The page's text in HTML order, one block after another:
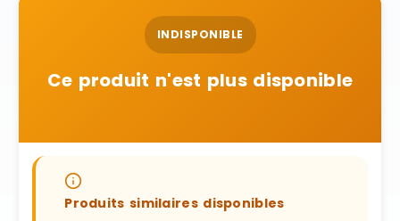
INDISPONIBLE
Ce produit n'est plus disponible
Produits similaires disponibles